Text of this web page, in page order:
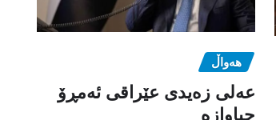
هەواڵ
عەلی زەیدی عێراقی ئەمڕۆ
جیاوازە